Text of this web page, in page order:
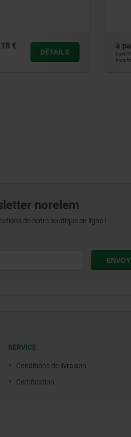
à partir de 218,72 €
hors TVA
hors frais d’envoi
norelem
de notre boutique en ligne !
SERVICE
Conditions de livraison
Certification